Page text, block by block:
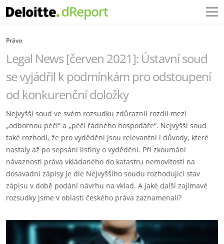
Právo
Legal News [červen 2021]: Ústavní soud
se vyjádřil k podmínkám pro odstoupení
od konkurenční doložky
Nejvyšší soud ve svém rozsudku zdůraznil rozdíl mezi
„odbornou péčí“ a „péčí řádného hospodáře“. Nejvyšší soud
také rozhodl, že pro vydědění jsou relevantní i důvody, které
nastaly až po sepsání listiny o vydědění. Při zkoumání
návaznosti práva vkládaného do katastru nemovitostí na
dosavadní zápisy je dle Nejvyššího soudu rozhodující stav
zápisu v době podání návrhu na vklad. A jaké další zajímavé
rozsudky jsme v oblasti českého práva zaznamenali?